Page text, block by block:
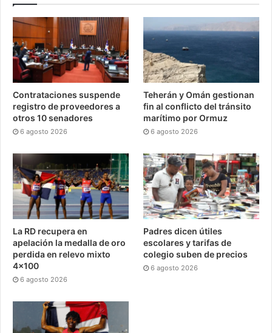
Contrataciones suspende
registro de proveedores a
otros 10 senadores
6 agosto 2026
Teherán y Omán gestionan
fin al conflicto del tránsito
marítimo por Ormuz
6 agosto 2026
La RD recupera en
apelación la medalla de oro
perdida en relevo mixto
4×100
6 agosto 2026
Padres dicen útiles
escolares y tarifas de
colegio suben de precios
6 agosto 2026